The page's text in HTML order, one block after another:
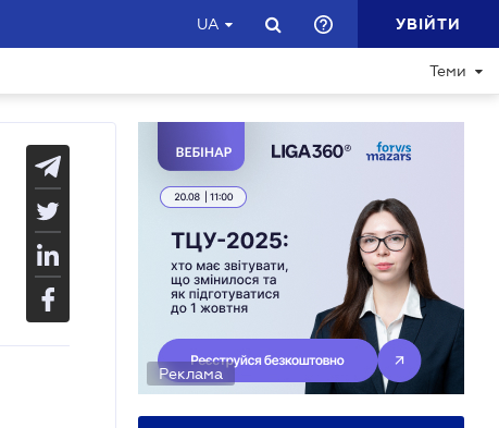
UA УВІЙТИ
Теми
Реклама